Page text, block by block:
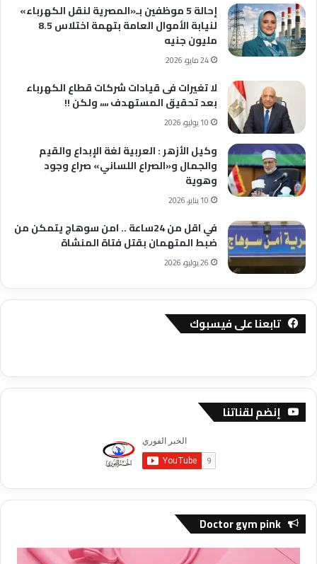
إحالة 5 موظفين بـ«المصرية لنقل الكهرباء»
لنيابة الأموال العامة بتهمة اختلاس 8.5
مليون جنيه
24 مايو، 2026
لا تغيرات فى قيادات شركات قطاع الكهرباء
بعد تحقيق المستهدف ،،،، ولكن !!
10 يوليو، 2026
وكيل الأزهر : العربية لغة الإبداع والقيم
والجمال و«الصراع اللساني» صراع وجود
وهوية
10 يناير، 2026
في اقل من 24ساعة .. امن سوهاج يتمكن من
ضبط المتهمان بقتل فتاة المنشاة
26 يوليو، 2026
تابعنا على فيسبوك
إنضم لقناتنا
Doctor gym pink